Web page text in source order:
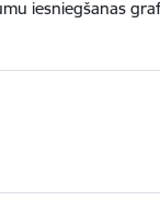
iesniegšanas